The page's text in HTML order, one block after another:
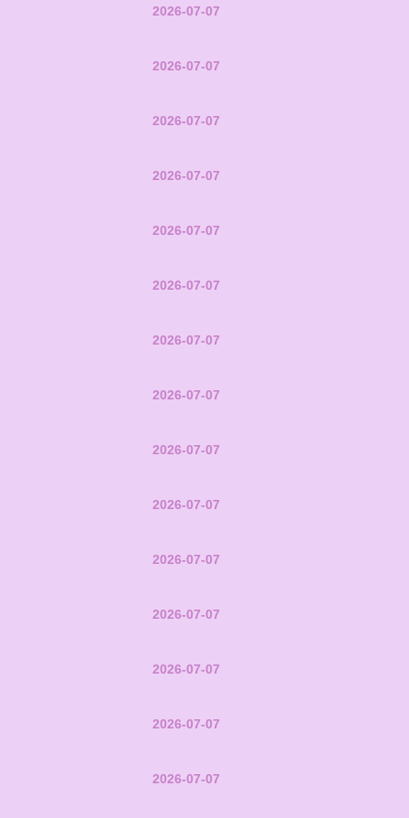
2026-07-07
2026-07-07
2026-07-07
2026-07-07
2026-07-07
2026-07-07
2026-07-07
2026-07-07
2026-07-07
2026-07-07
2026-07-07
2026-07-07
2026-07-07
2026-07-07
2026-07-07